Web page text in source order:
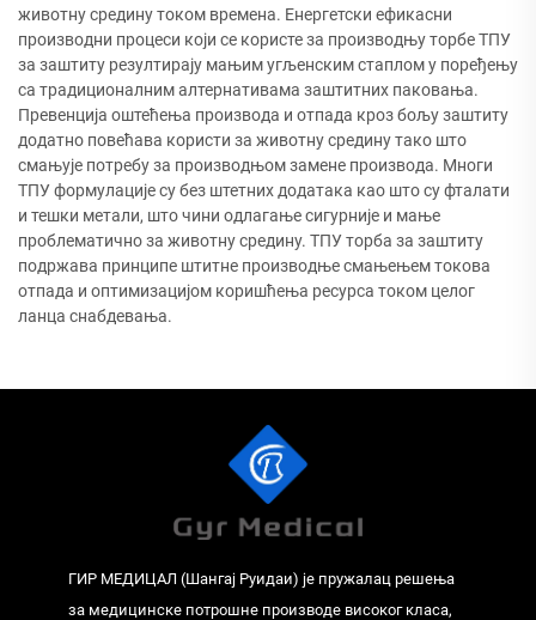
животну средину током времена. Енергетски ефикасни
производни процеси који се користе за производњу торбе ТПУ
за заштиту резултирају мањим угљенским стаплом у поређењу
са традиционалним алтернативама заштитних паковања.
Превенција оштећења производа и отпада кроз бољу заштиту
додатно повећава користи за животну средину тако што
смањује потребу за производњом замене производа. Многи
ТПУ формулације су без штетних додатака као што су фталати
и тешки метали, што чини одлагање сигурније и мање
проблематично за животну средину. ТПУ торба за заштиту
подржава принципе штитне производње смањењем токова
отпада и оптимизацијом коришћења ресурса током целог
ланца снабдевања.
ГИР МЕДИЦАЛ (Шангај Руидаи) је пружалац решења
за медицинске потрошне производе високог класа,